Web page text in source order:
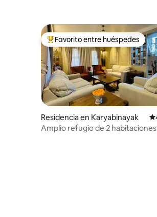
De los mejores en Favorito entre
Favorito entre huéspedes
Residencia en Karyabinayak
Amplio refugio de 2